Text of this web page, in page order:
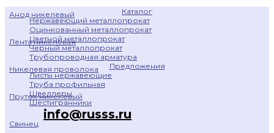
Анод никелевый
Лента никелевая
Никелевая проволока
Пруток никелевый
Свинец
Каталог
Нержавеющий металлопрокат
Оцинкованный металлопрокат
Цветной металлопрокат
Черный металлопрокат
Трубопроводная арматура
Предложения
Листы нержавеющие
Труба профильная
Швеллеры
Шестигранники
info@russs.ru